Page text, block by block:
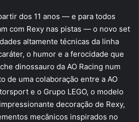
dos 11 anos — e para todos
com Rexy nas pistas — o novo set
altamente técnicas da linha
o humor e a ferocidade que
dinossauro da AO Racing num
de uma colaboração entre a AO
e o Grupo LEGO, o modelo
decoração de Rexy,
mecânicos inspirados no